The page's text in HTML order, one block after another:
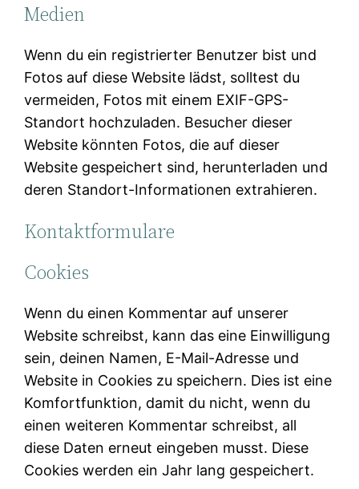
Medien
Wenn du ein registrierter Benutzer bist und
Fotos auf diese Website lädst, solltest du
vermeiden, Fotos mit einem EXIF-GPS-
Standort hochzuladen. Besucher dieser
Website könnten Fotos, die auf dieser
Website gespeichert sind, herunterladen und
deren Standort-Informationen extrahieren.
Kontaktformulare
Cookies
Wenn du einen Kommentar auf unserer
Website schreibst, kann das eine Einwilligung
sein, deinen Namen, E-Mail-Adresse und
Website in Cookies zu speichern. Dies ist eine
Komfortfunktion, damit du nicht, wenn du
einen weiteren Kommentar schreibst, all
diese Daten erneut eingeben musst. Diese
Cookies werden ein Jahr lang gespeichert.